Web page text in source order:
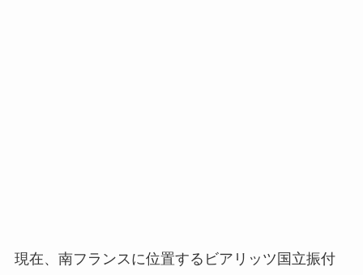
現在、南フランスに位置するビアリッツ国立振付